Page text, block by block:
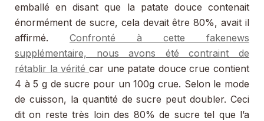
emballé en disant que la patate douce contenait
énormément de sucre, cela devait être 80%, avait il
affirmé. Confronté à cette fakenews
supplémentaire, nous avons été contraint de
rétablir la vérité car une patate douce crue contient
4 à 5 g de sucre pour un 100g crue. Selon le mode
de cuisson, la quantité de sucre peut doubler. Ceci
dit on reste très loin des 80% de sucre tel que l’a